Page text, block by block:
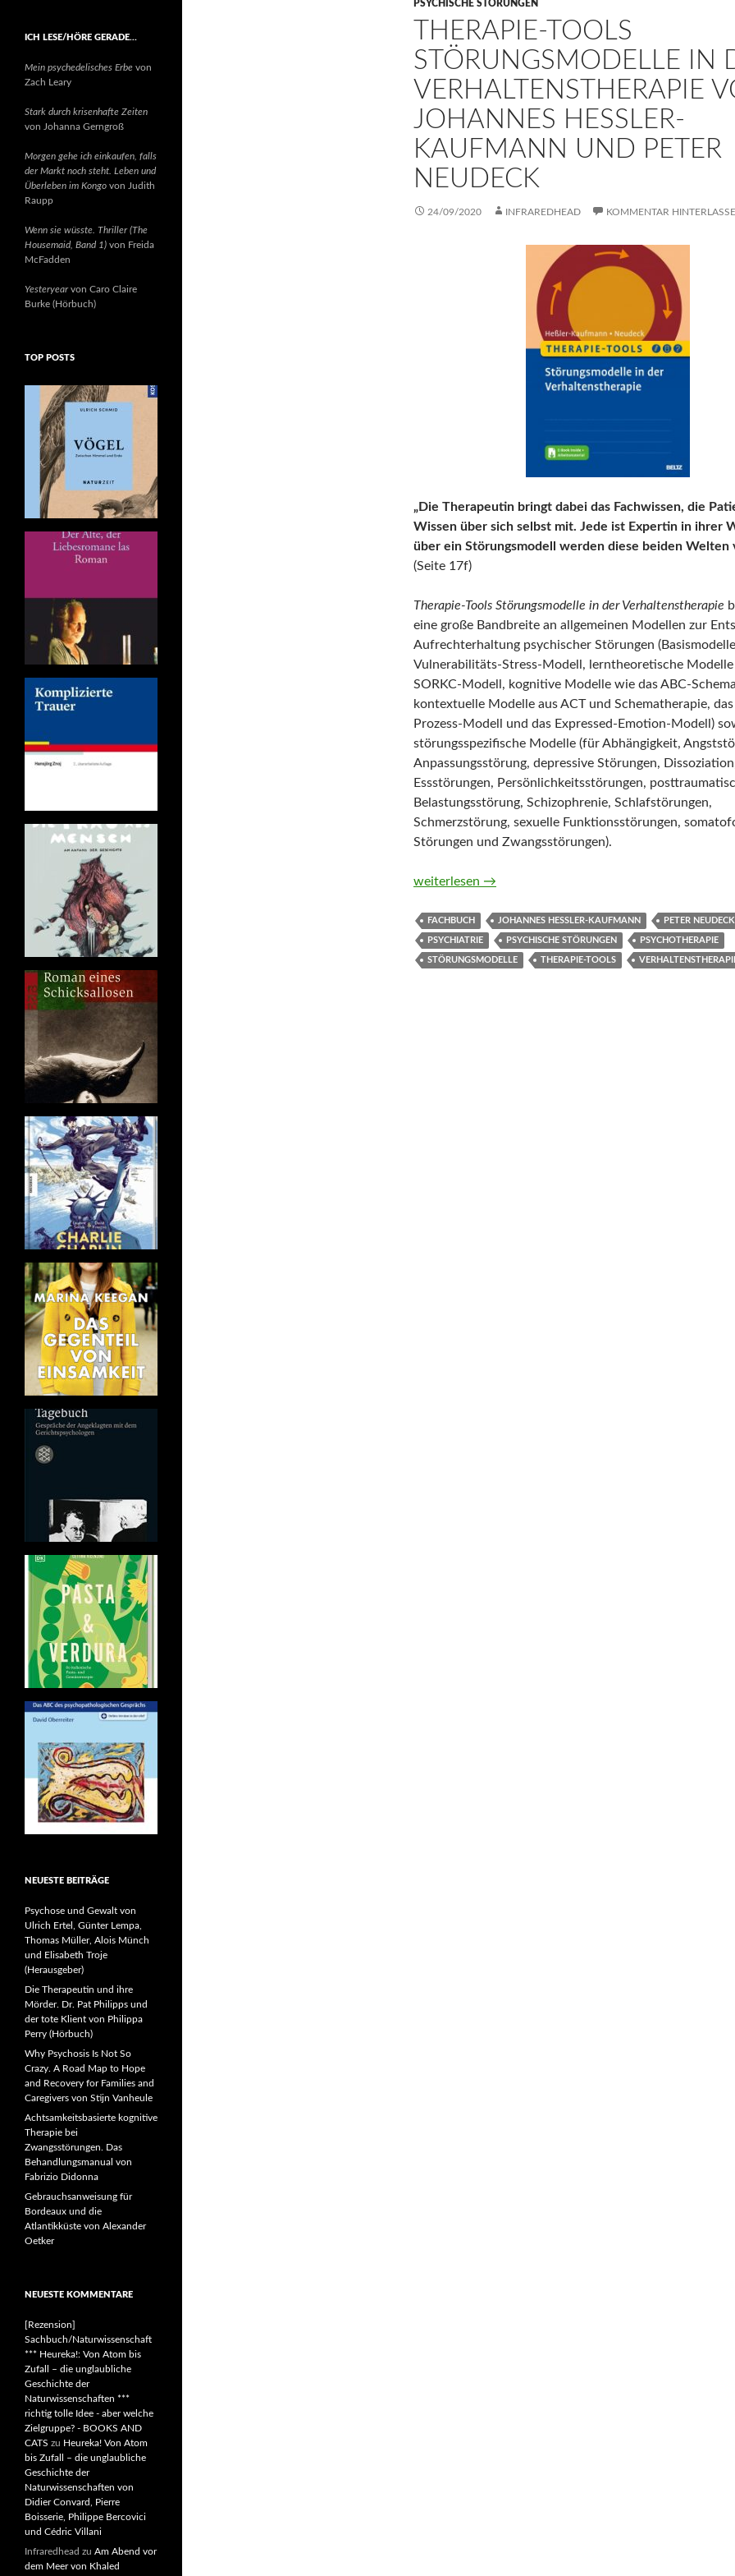
PSYCHISCHE STÖRUNGEN
THERAPIE-TOOLS
STÖRUNGSMODELLE IN
VERHALTENSTHERAPIE
JOHANNES HESSLER-K
AUFMANN UND PETER N
EUDECK
24/09/2020 INFRAREDHEAD KOMMENTAR
„Die Therapeutin bringt dabei das Fachwissen, die
Wissen über sich selbst mit. Jede ist Expertin in ihrer
über ein Störungsmodell werden diese beiden Welten
(Seite 17f)
Therapie-Tools Störungsmodelle in der Verhaltenstherapie
eine große Bandbreite an allgemeinen Modellen zur
Aufrechterhaltung psychischer Störungen
Vulnerabilitäts-Stress-Modell, lerntheoretische Modelle
SORKC-Modell, kognitive Modelle wie das ABC-
kontextuelle Modelle aus ACT und Schematherapie,
Prozess-Modell und das Expressed-Emotion-Modell)
störungsspezifische Modelle (für Abhängigkeit,
Anpassungsstörung, depressive Störungen,
Essstörungen, Persönlichkeitsstörungen,
Belastungsstörung, Schizophrenie, Schlafstörungen,
Schmerzstörung, sexuelle Funktionsstörungen,
Störungen und Zwangsstörungen).
Therapie-Tools Störungsmodelle in der
weiterlesen →
FACHBUCH JOHANNES HESSLER-KAUFMANN PETER NEUDECK
PSYCHIATRIE PSYCHISCHE STÖRUNGEN PSYCHOTHERAPIE
STÖRUNGSMODELLE THERAPIE-TOOLS
ICH LESE/HÖRE GERADE…
Mein psychedelisches Erbe von
Zach Leary
Stark durch krisenhafte Zeiten
von Johanna Gerngroß
Morgen gehe ich einkaufen, falls
der Markt noch steht. Leben und
Überleben im Kongo von Judith
Raupp
Wenn sie wüsste. Thriller (The
Housemaid, Band 1) von Freida
McFadden
Yesteryearvon Caro Claire
Burke (Hörbuch)
TOP POSTS
NEUESTE BEITRÄGE
Psychose und Gewalt von
Ulrich Ertel, Günter Lempa,
Thomas Müller, Alois Münch
und Elisabeth Troje
(Herausgeber)
Die Therapeutin und ihre
Mörder. Dr. Pat Philipps und
der tote Klient von Philippa
Perry (Hörbuch)
Why Psychosis Is Not So
Crazy. A Road Map to Hope
and Recovery for Families and
Caregivers von Stijn Vanheule
Achtsamkeitsbasierte kognitive
Therapie bei
Zwangsstörungen. Das
Behandlungsmanual von
Fabrizio Didonna
Gebrauchsanweisung für
Bordeaux und die
Atlantikküste von Alexander
Oetker
NEUESTE KOMMENTARE
[Rezension]
Sachbuch/Naturwissenschaft
*** Heureka!: Von Atom bis
Zufall – die unglaubliche
Geschichte der
Naturwissenschaften ***
richtig tolle Idee - aber welche
Zielgruppe? - BOOKS AND
CATS zu Heureka! Von Atom
bis Zufall – die unglaubliche
Geschichte der
Naturwissenschaften von
Didier Convard, Pierre
Boisserie, Philippe Bercovici
und Cédric Villani
Infraredhead zu Am Abend vor
dem Meer von Khaled